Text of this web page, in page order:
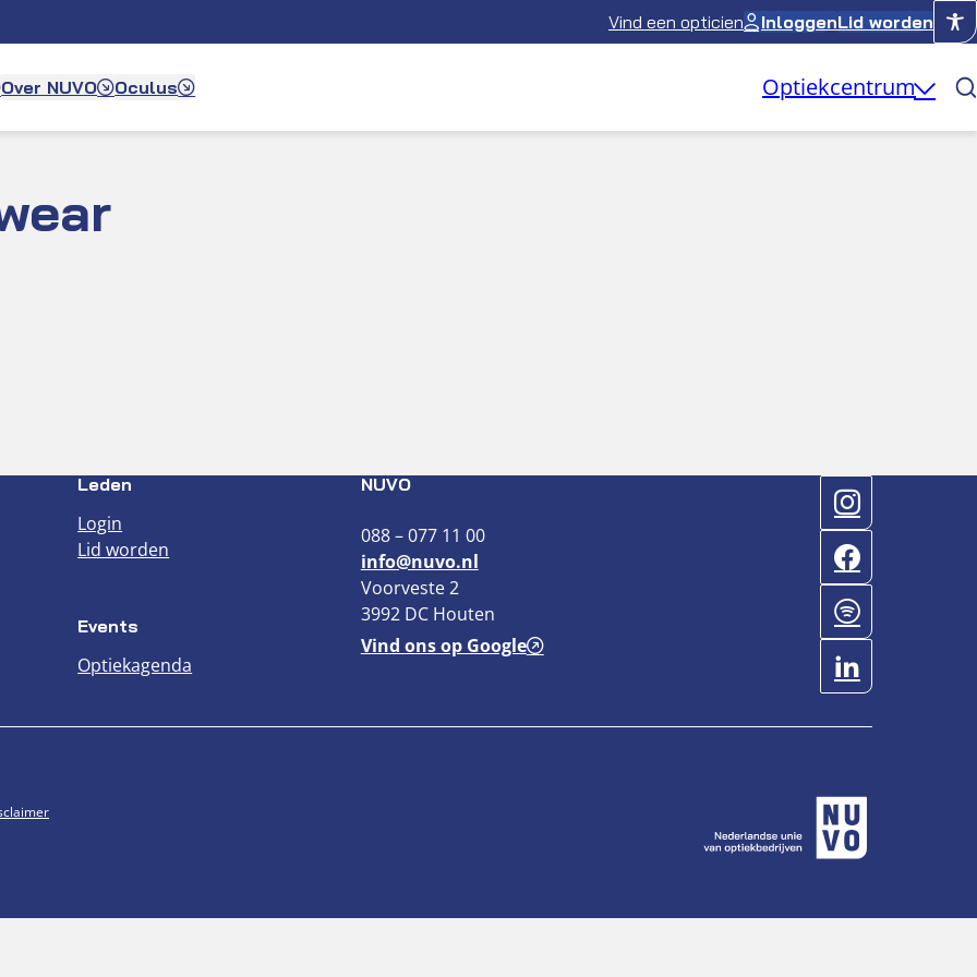
Vind een opticien InloggenLid worden
Over NUVO Oculus Optiekcentrum
Leden
Login
Lid worden
Events
Optiekagenda
NUVO
088 – 077 11 00
info@nuvo.nl
Voorveste 2
3992 DC Houten
Vind ons op Google